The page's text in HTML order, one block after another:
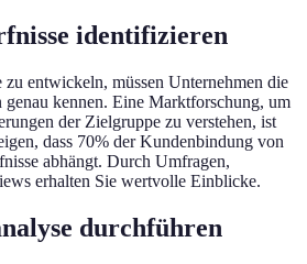
identifizieren
entwickeln, müssen Unternehmen die
kennen. Eine Marktforschung, um
der Zielgruppe zu verstehen, ist
dass 70% der Kundenbindung von
abhängt. Durch Umfragen,
erhalten Sie wertvolle Einblicke.
durchführen